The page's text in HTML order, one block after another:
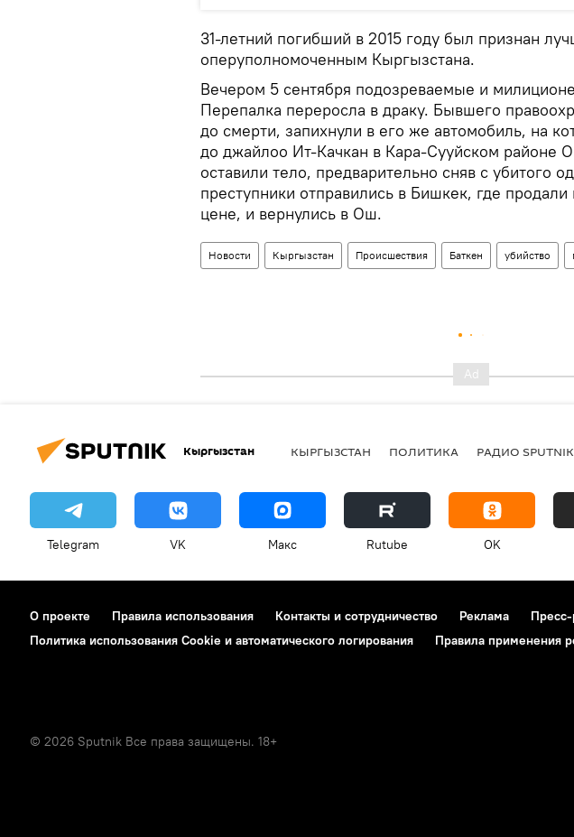
31-летний погибший в 2015 году был признан
оперуполномоченным Кыргызстана.
Вечером 5 сентября подозреваемые и
Перепалка переросла в драку. Бывшего
до смерти, запихнули в его же автомобиль, на
до джайлоо Ит-Качкан в Кара-Сууйском районе
оставили тело, предварительно сняв с убитого
преступники отправились в Бишкек, где
цене, и вернулись в Ош.
Новости Кыргызстан Происшествия Баткен убийство
Кыргызстан КЫРГЫЗСТАН ПОЛИТИКА РАДИО
Telegram VK Макс Rutube OK
О проекте Правила использования Контакты и сотрудничество Реклама
Политика использования Cookie и автоматического логирования
Правила применения
© 2026 Sputnik Все права защищены. 18+